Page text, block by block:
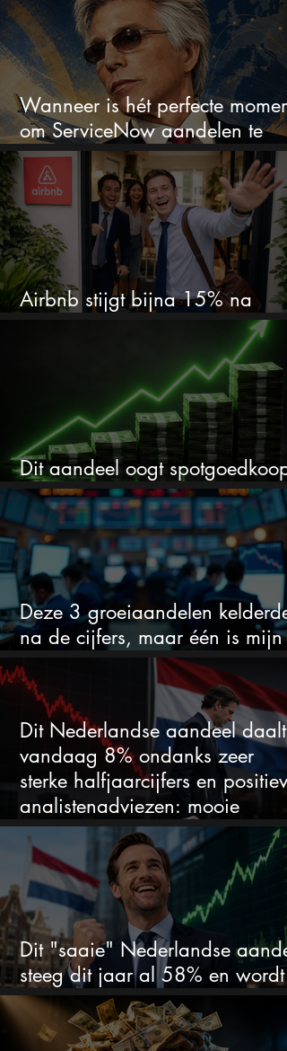
Wanneer is hét perfecte moment
om ServiceNow aandelen te
kopen?
Airbnb stijgt bijna 15% na
cijfers: vooral dit AI-cijfer valt op
Dit aandeel oogt spotgoedkoop
voor hoeveel het kan stijgen
Deze 3 groeiaandelen
na de cijfers, maar één is mijn
duidelijke favoriet
Dit Nederlandse aandeel daalt
vandaag 8% ondanks zeer
sterke halfjaarcijfers en positieve
analistenadviezen: mooie
koopkans?
Dit "saaie" Nederlandse
steeg dit jaar al 58% en wordt
volgens analisten onderschat